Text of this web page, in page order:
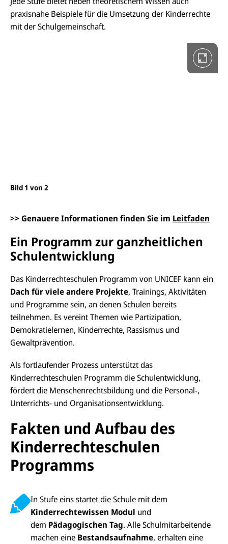
praxisnahe Beispiele für die Umsetzung der Kinderrechte
mit der Schulgemeinschaft.
Bild 1 von 2
n
l
l
b
i
l
>> Genauere Informationen finden Sie im Leitfaden
Ein Programm zur ganzheitlichen
Schulentwicklung
Das Kinderrechteschulen Programm von UNICEF kann ein
Dach für viele andere Projekte, Trainings, Aktivitäten
und Programme sein, an denen Schulen bereits
teilnehmen. Es vereint Themen wie Partizipation,
Demokratielernen, Kinderrechte, Rassismus und
Gewaltprävention.
Als fortlaufender Prozess unterstützt das
Kinderrechteschulen Programm die Schulentwicklung,
fördert die Menschenrechtsbildung und die Personal-,
Unterrichts- und Organisationsentwicklung.
Fakten und Aufbau des
Kinderrechteschulen
Programms
In Stufe eins startet die Schule mit dem
Kinderrechtewissen Modul und
dem Pädagogischen Tag. Alle Schulmitarbeitende
machen eine Bestandsaufnahme, erhalten eine